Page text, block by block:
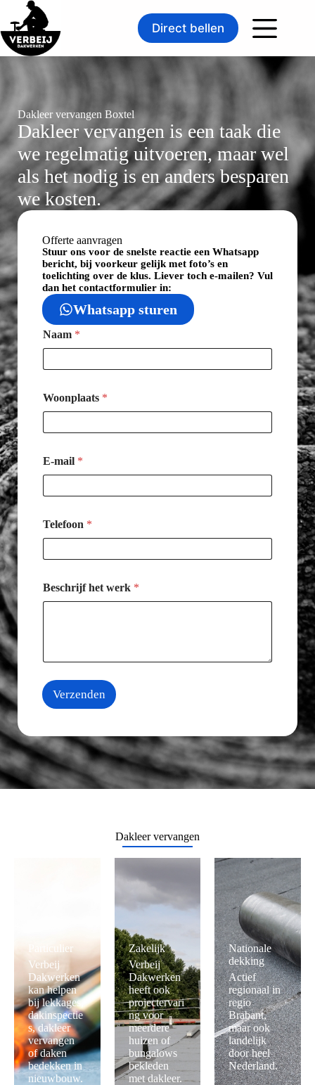
Direct bellen
Dakleer vervangen Boxtel
Dakleer vervangen is een taak die
we regelmatig uitvoeren, maar wel
als het nodig is en anders besparen
we kosten.
Offerte aanvragen
Stuur ons voor de snelste reactie een Whatsapp
bericht, bij voorkeur gelijk met foto’s en
toelichting over de klus. Liever toch e-mailen? Vul
dan het contactformulier in:
Whatsapp sturen
Naam *
Woonplaats *
E-mail *
Telefoon *
Beschrijf het werk *
Verzenden
Dakleer vervangen
Particulier
Verbeij
Dakwerken
kan helpen
bij lekkages,
dakinspectie
s, dakleer
vervangen
of daken
bedekken in
nieuwbouw.
Zakelijk
Verbeij
Dakwerken
heeft ook
projectervari
ng voor
meerdere
huizen of
bungalows
bekleden
met dakleer.
Nationale
dekking
Actief
regionaal in
regio
Brabant,
maar ook
landelijk
door heel
Nederland.